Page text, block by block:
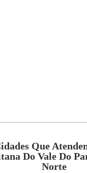
Que
Do Vale Do
Norte